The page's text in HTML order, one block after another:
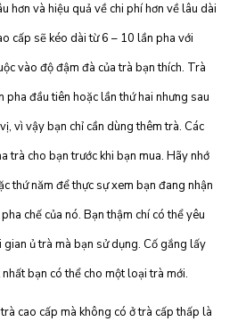
hơn và hiệu quả về chi phí hơn về lâu dài
cấp sẽ kéo dài từ 6 – 10 lần pha với
vào độ đậm đà của trà bạn thích. Trà
pha đầu tiên hoặc lần thứ hai nhưng sau
vì vậy bạn chỉ cần dùng thêm trà. Các
trà cho bạn trước khi bạn mua. Hãy nhớ
thứ năm để thực sự xem bạn đang nhận
chế của nó. Bạn thậm chí có thể yêu
gian ủ trà mà bạn sử dụng. Cố gắng lấy
bạn có thể cho một loại trà mới.
cao cấp mà không có ở trà cấp thấp là